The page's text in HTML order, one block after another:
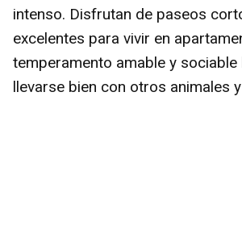
intenso. Disfrutan de paseos
excelentes para vivir en
temperamento amable y
llevarse bien con otros animales